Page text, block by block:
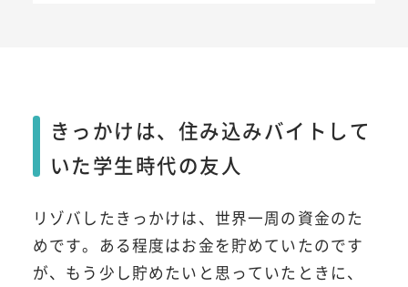
きっかけは、住み込みバイトして
いた学生時代の友人
リゾバしたきっかけは、世界一周の資金のた
めです。ある程度はお金を貯めていたのです
が、もう少し貯めたいと思っていたときに、